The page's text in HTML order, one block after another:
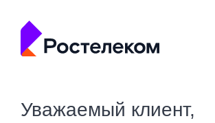
Уважаемый клиент,